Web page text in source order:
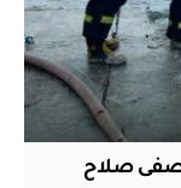
صلاح